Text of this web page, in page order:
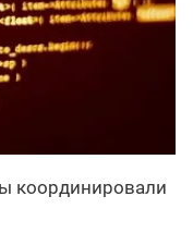
координировали